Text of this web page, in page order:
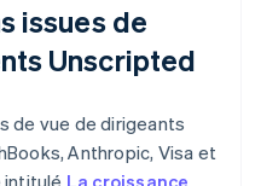
issues de
Unscripted
de vue de dirigeants
Anthropic, Visa et
intitulé La croissance